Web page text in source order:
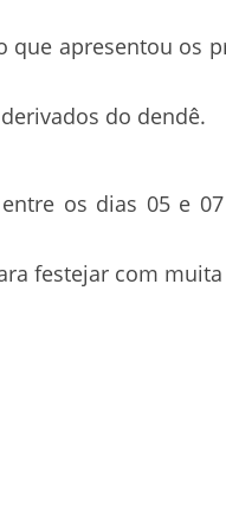
apresentou os
do dendê.
os dias 05 e
festejar com